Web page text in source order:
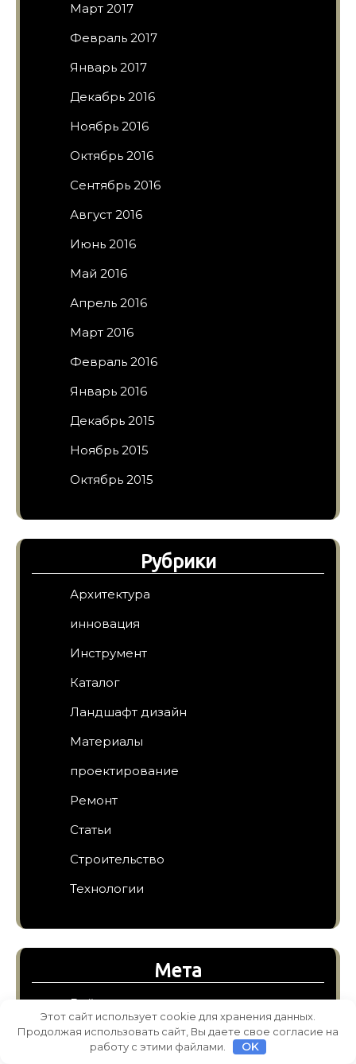
Март 2017
Февраль 2017
Январь 2017
Декабрь 2016
Ноябрь 2016
Октябрь 2016
Сентябрь 2016
Август 2016
Июнь 2016
Май 2016
Апрель 2016
Март 2016
Февраль 2016
Январь 2016
Декабрь 2015
Ноябрь 2015
Октябрь 2015
Рубрики
Архитектура
инновация
Инструмент
Каталог
Ландшафт дизайн
Материалы
проектирование
Ремонт
Статьи
Строительство
Технологии
Мета
Войти
Лента записей
Этот сайт использует cookie для хранения данных.
Продолжая использовать сайт, Вы даете свое согласие на
работу с этими файлами.
OK